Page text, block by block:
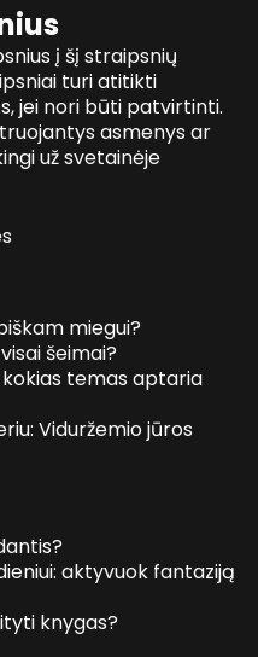
į šį straipsnių
turi atitikti
jei nori būti patvirtinti.
asmenys ar
už svetainėje
miegui?
šeimai?
temas aptaria
Viduržemio jūros
aktyvuok fantaziją
knygas?